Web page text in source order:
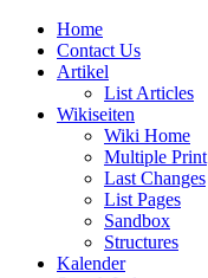
Home
Contact Us
Artikel
List Articles
Wikiseiten
Wiki Home
Multiple Print
Last Changes
List Pages
Sandbox
Structures
Kalender